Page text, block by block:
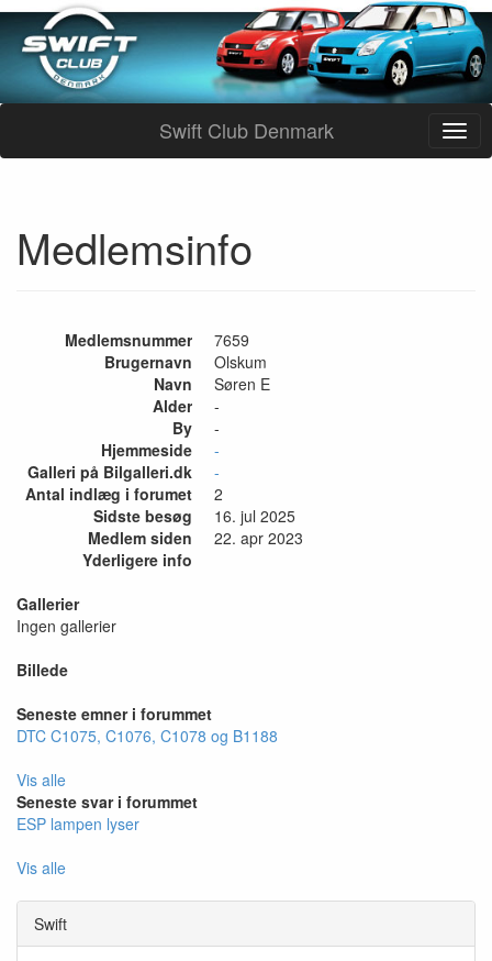
Swift Club Denmark
Medlemsinfo
Medlemsnummer
7659
Brugernavn
Olskum
Navn
Søren E
Alder
-
By
-
Hjemmeside
-
Galleri på Bilgalleri.dk
-
Antal indlæg i forumet
2
Sidste besøg
16. jul 2025
Medlem siden
22. apr 2023
Yderligere info
Gallerier
Ingen gallerier
Billede
Seneste emner i forummet
DTC C1075, C1076, C1078 og B1188
Vis alle
Seneste svar i forummet
ESP lampen lyser
Vis alle
Swift